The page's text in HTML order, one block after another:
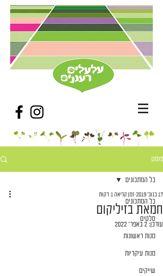
פוסט
כל המתכונים
סלטים
מנות ראשונות
מנות עיקריות
שייקים
כל המתכונים
חמאת בזיליקום
17 בנוב׳ 2019 זמן קריאה 1 דקות
עודכן: 2 באפר׳ 2022